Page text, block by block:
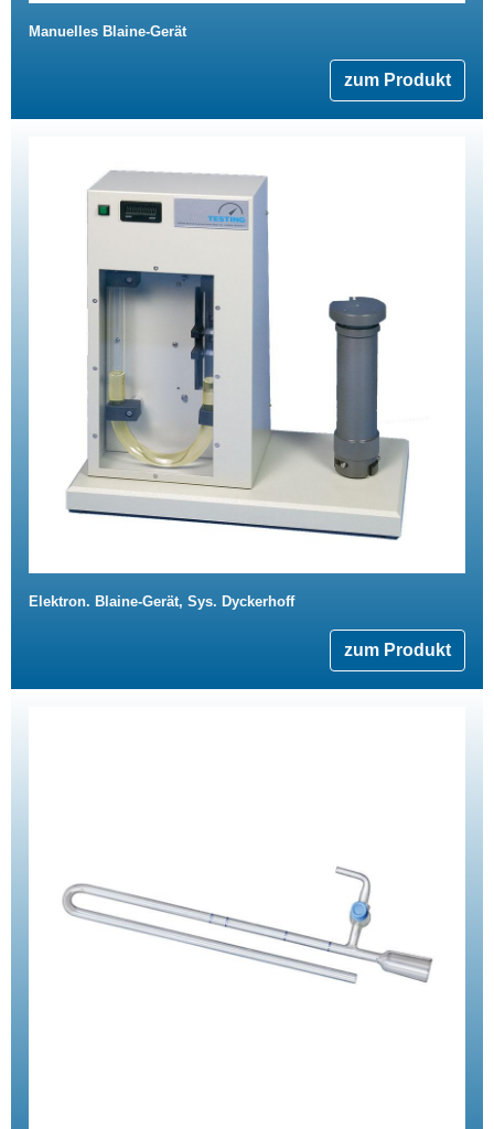
Manuelles Blaine-Gerät
zum Produkt
Elektron. Blaine-Gerät, Sys. Dyckerhoff
zum Produkt